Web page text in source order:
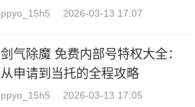
南
ppyo_15h5 2026-03-13 17:07
剑气除魔 免费内部号特权大全：
从申请到当托的全程攻略
ppyo_15h5 2026-03-13 17:05